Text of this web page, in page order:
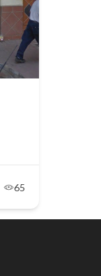
65